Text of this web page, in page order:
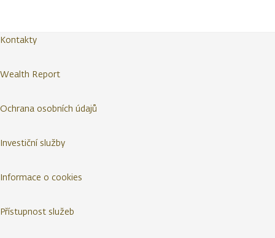
Kontakty
Wealth Report
Ochrana osobních údajů
Investiční služby
Informace o cookies
Přístupnost služeb